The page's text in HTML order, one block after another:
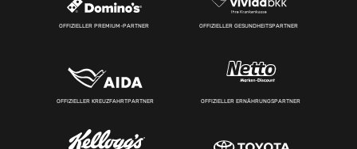
OFFIZIELLER PREMIUM-PARTNER OFFIZIELLER GESUNDHEITSPARTNER
OFFIZIELLER KREUZFAHRTPARTNER OFFIZIELLER ERNÄHRUNGSPARTNER